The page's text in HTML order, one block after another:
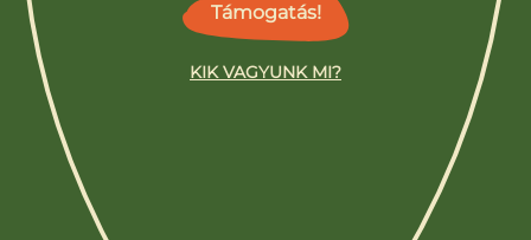
Támogatás!
KIK VAGYUNK MI?